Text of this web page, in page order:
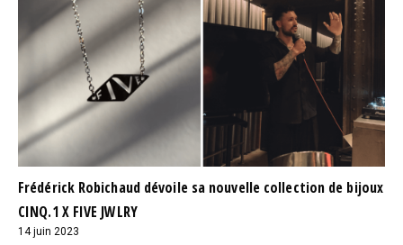
Frédérick Robichaud dévoile sa nouvelle collection de bijoux
CINQ.1 X FIVE JWLRY
14 juin 2023